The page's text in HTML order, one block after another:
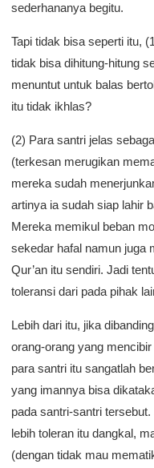
sederhananya begitu.
Tapi tidak bisa seperti itu,
tidak bisa dihitung-hitung
menuntut untuk balas
itu tidak ikhlas?
(2) Para santri jelas
(terkesan merugikan
mereka sudah
artinya ia sudah siap lahir
Mereka memikul beban
sekedar hafal namun juga
Qur’an itu sendiri. Jadi
toleransi dari pada pihak
Lebih dari itu, jika
orang-orang yang
para santri itu sangatlah
yang imannya bisa
pada santri-santri
lebih toleran itu dangkal,
(dengan tidak mau